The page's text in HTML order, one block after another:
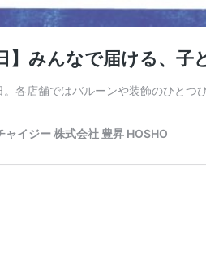
】みんなで届ける、
各店舗ではバルーンや装飾のひと
ャイジー 株式会社 豊昇 HOSHO